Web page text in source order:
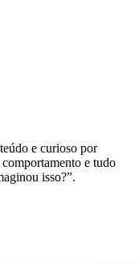
e curioso por
e tudo
isso?”.